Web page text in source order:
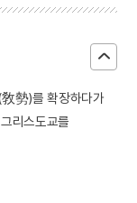
勢)를 확장하다가
리스도교를